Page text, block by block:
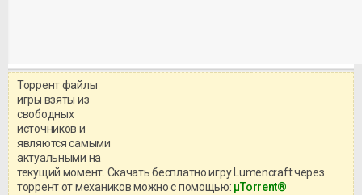
Торрент файлы
игры взяты из
свободных
источников и
являются самыми
актуальными на
текущий момент. Скачать бесплатно игру Lumencraft через
торрент от механиков можно с помощью: μTorrent®